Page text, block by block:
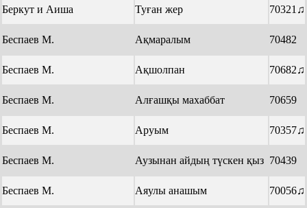
Беркут и Аиша Туған жер 70321♫
Беспаев М. Ақмаралым 70482
Беспаев М. Ақшолпан 70682♫
Беспаев М. Алғашқы махаббат 70659
Беспаев М. Аруым 70357♫
Беспаев М. Аузынан айдың түскен қыз 70439
Беспаев М. Аяулы анашым 70056♫